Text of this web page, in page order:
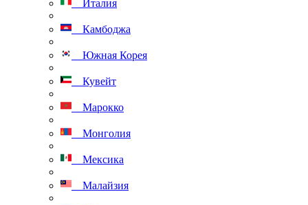
Италия
Камбоджа
Южная Корея
Кувейт
Марокко
Монголия
Мексика
Малайзия